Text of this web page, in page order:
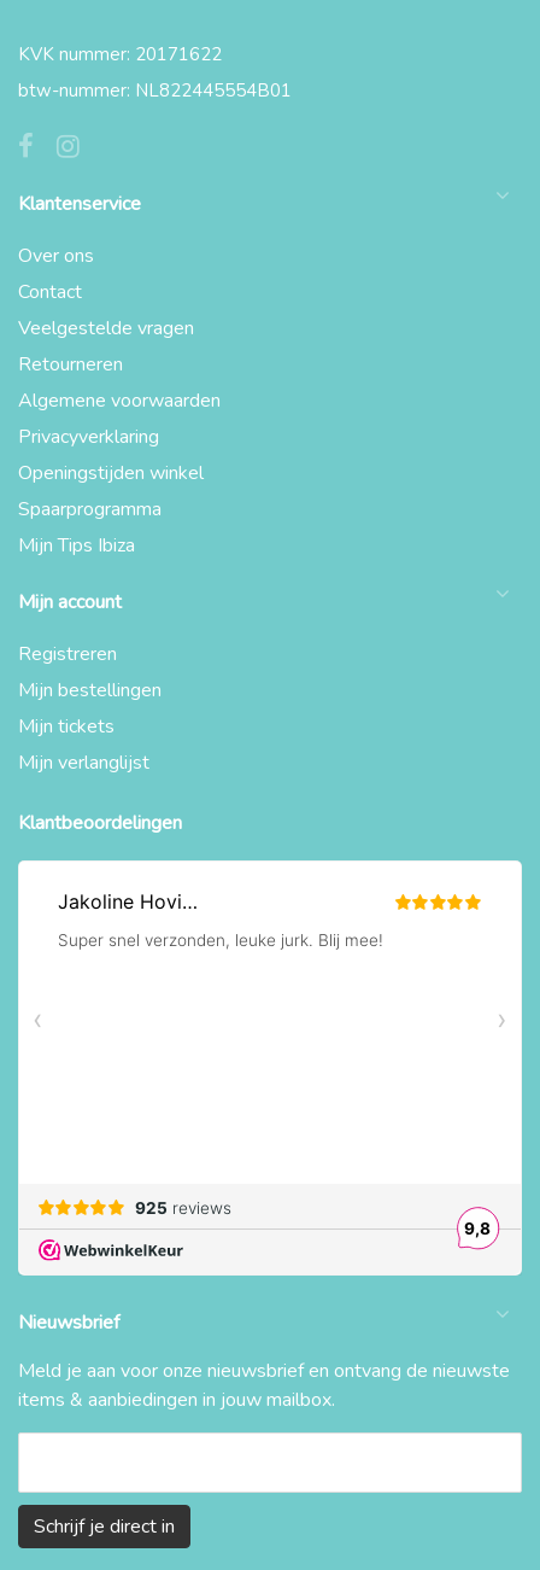
KVK nummer: 20171622
btw-nummer: NL822445554B01
Klantenservice
Over ons
Contact
Veelgestelde vragen
Retourneren
Algemene voorwaarden
Privacyverklaring
Openingstijden winkel
Spaarprogramma
Mijn Tips Ibiza
Mijn account
Registreren
Mijn bestellingen
Mijn tickets
Mijn verlanglijst
Klantbeoordelingen
Nieuwsbrief
Meld je aan voor onze nieuwsbrief en ontvang de nieuwste
items & aanbiedingen in jouw mailbox.
Schrijf je direct in